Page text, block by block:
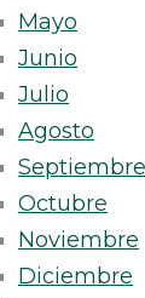
Mayo
Junio
Julio
Agosto
Septiembre
Octubre
Noviembre
Diciembre